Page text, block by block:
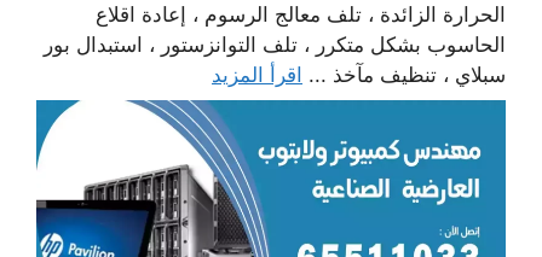
الحرارة الزائدة ، تلف معالج الرسوم ، إعادة اقلاع
الحاسوب بشكل متكرر ، تلف التوانزستور ، استبدال بور
سبلاي ، تنظيف مآخذ ... اقرأ المزيد